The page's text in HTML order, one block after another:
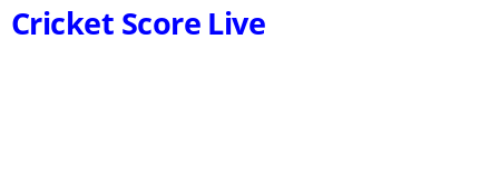
Cricket Score Live